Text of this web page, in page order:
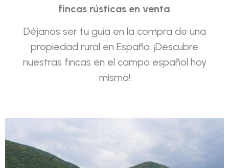
fincas rústicas en venta.
Déjanos ser tu guía en la compra de una
propiedad rural en España. ¡Descubre
nuestras fincas en el campo español hoy
mismo!